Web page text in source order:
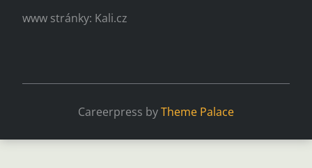
www stránky: Kali.cz
Careerpress byTheme Palace